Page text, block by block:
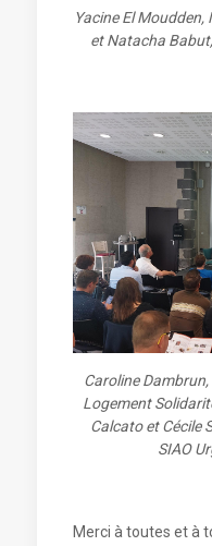
Yacine El
et Natacha
Caroline
Logement
Calcato et Cécile
SIAO
Merci à toutes et à